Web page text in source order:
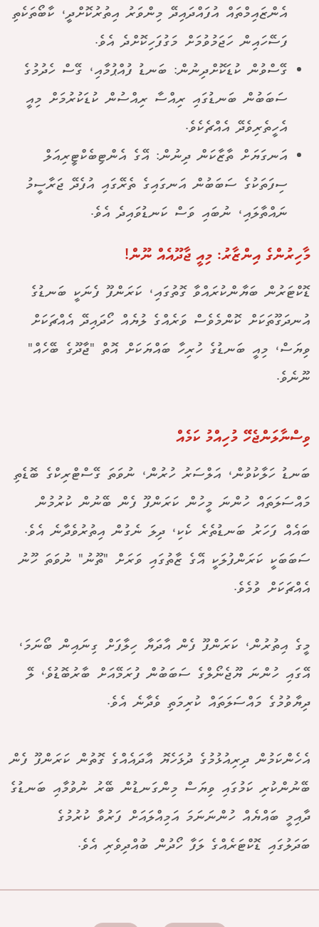
އެންޒައިމްތައް އުފައްދައިދޭ މިންވަރު އިތުރުކޮށްދީ، ކާބޯތަކެތި
ފަސޭހައިން ހަޖަމުވުމަށް މަގުފަހިކޮށްދެ އެވެ.
ގޭސްވުން ކުޑަކޮށްދިނުން: ބަނޑު ފުއްޕުމާއި، ގޭސް ހެދުމުގެ
ސަބަބުން ބަނޑުގައި ރިއްސާ ރިއްސުން ކުޑަކުރުމަށް މިއީ
އެހީތެރިވެދޭ އެއްޗެކެވެ.
އަނގަޔަށް ތާޒާކަން ދިނުން: އޭގެ އެންޓިބެކްޓީރިއަލް
ސިފަތަކުގެ ސަބަބުން އަނގައިގެ ތެރޭގައި އުފެދޭ ޖަރާސީމު
ނައްތާލައި، ނުބައި ވަސް ކަނޑުވައިދެ އެވެ.
މާހިރުންގެ އިންޒާރު: މިއީ ޖާދޫއެއް ނޫން!
ޑޮކްޓަރުން ބަޔާންކުރައްވާ ގޮތުގައި، ކަރަންފޫ ފެނަކީ ބަނޑުގެ
އުނދަގޫތަކަށް ކޮންމެވެސް ވަރެއްގެ ލުޔެއް ހޯދައިދޭ އެއްޗަކަށް
ވިޔަސް، މިއީ ބަނޑުގެ ހުރިހާ ބައްޔަކަށް އޮތް "ޖާދޫގެ ބޭހެއް"
ނޫނެވެ.
ވިސްނާލަންޖެހޭ މުހިއްމު ކަމެއް
ބަނޑު ހަލާކުވުން، އަލްސަރު ހުރުން، ނުވަތަ ގޭސްޓްރިކްގެ ބޮޑެތި
މައްސަލަތައް ހުންނަ މީހުން ކަރަންފޫ ފެން ބޭނުން ކުރުމުން
ބައެއް ފަހަރު ބަނޑުތެރެ ކެކި، ދިލަ ނެގުން އިތުރުވެދާނެ އެވެ.
ސަބަބަކީ ކަރަންފުލަކީ އޭގެ ޒާތުގައި ވަރަށް "ތޫނު" ނުވަތަ ހޫނު
އެއްޗަކަށް ވުމެވެ.
މީގެ އިތުރުން، ކަރަންފޫ ފެން އާދަޔާ ހިލާފަށް ގިނައިން ބޯނަމަ،
އޭގައި ހުންނަ ޔޫޖެނޯލްގެ ސަބަބުން ފުރަމޭއަށް ބާރުބޮޑުވެ، ލޭ
ދިޔާވުމުގެ މައްސަލަތައް ކުރިމަތި ވެދާނެ އެވެ.
އެހެންކަމުން ދިރިއުޅުމުގެ ދުޅަހެޔޮ އާދައެއްގެ ގޮތުން ކަރަންފޫ ފެން
ބޭނުންކުރި ކަމުގައި ވިޔަސް މިންގަނޑުން ބޭރު ނުވުމާއި ބަނޑުގެ
ދާއިމީ ބައްޔެއް ހުންނަނަމަ އަމިއްލައަށް ފަރުވާ ކުރުމުގެ
ބަދަލުގައި ޑޮކްޓަރެއްގެ ލަފާ ހޯދުން ބުއްދިވެރި އެވެ.